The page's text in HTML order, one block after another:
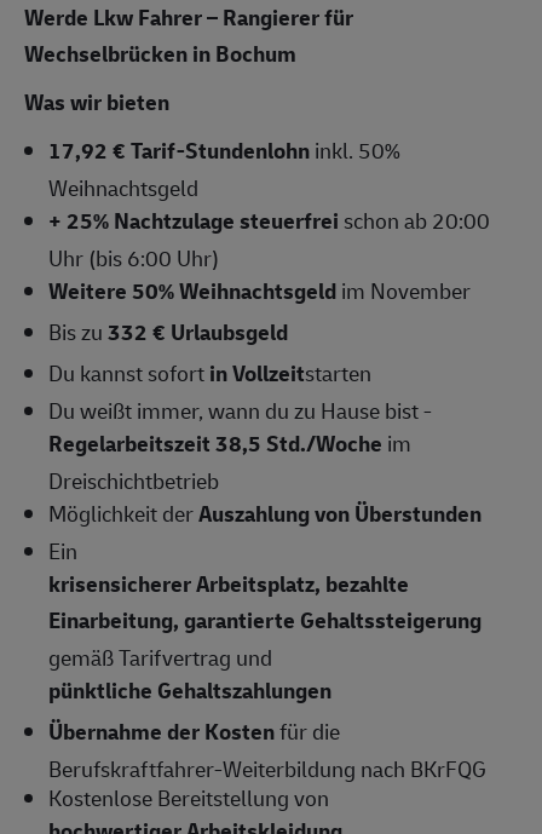
Werde Lkw Fahrer – Rangierer für
Wechselbrücken in Bochum
Was wir bieten
17,92 € Tarif-Stundenlohninkl. 50%
Weihnachtsgeld
+ 25% Nachtzulage steuerfrei schon ab 20:00
Uhr (bis 6:00 Uhr)
Weitere 50% Weihnachtsgeldim November
Bis zu332 € Urlaubsgeld
Du kannst sofortin Vollzeitstarten
Du weißt immer, wann du zu Hause bist -
Regelarbeitszeit 38,5 Std./Woche im
Dreischichtbetrieb
Möglichkeit derAuszahlung von Überstunden
Ein
krisensicherer Arbeitsplatz, bezahlte
Einarbeitung, garantierte Gehaltssteigerung
gemäß Tarifvertrag und
pünktliche Gehaltszahlungen
Übernahme der Kostenfür die
Berufskraftfahrer-Weiterbildung nach BKrFQG
Kostenlose Bereitstellung von